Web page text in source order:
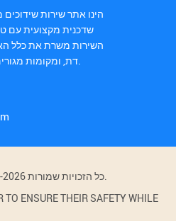
הינו אתר שירות
שדכנית מקצועית עם
השירות משרת את כלל
דת, ומקומות מגורים, על מנת לעזור להם למצוא את זיווגם.
© 2003-2026 כל הזכויות שמורות.
TO ENSURE THEIR SAFETY WHILE